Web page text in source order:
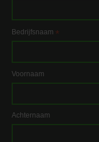
Bedrijfsnaam *
Voornaam
Achternaam